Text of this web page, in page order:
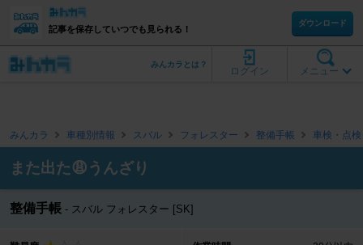
記事を保存していつでも見られる！
ダウンロード
メニュー
ログイン
みんカラとは？
みんカラ 車種別情報 スバル フォレスター 整備手帳 車検・点検
また出た😩うんざり
整備手帳 スバル フォレスター [SK]